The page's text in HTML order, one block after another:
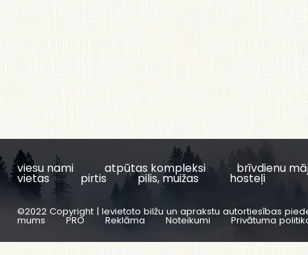
viesu nami atpūtas kompleksi brīvdienu
vietas pirtis pilis, muižas hosteļi
©2022 Copyright | Ievietoto bilžu un aprakstu autortiesības
mums PRO Reklāma Noteikumi Privātuma